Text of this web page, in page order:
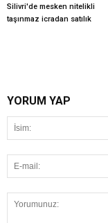
Silivri'de mesken nitelikli
taşınmaz icradan satılık
YORUM YAP